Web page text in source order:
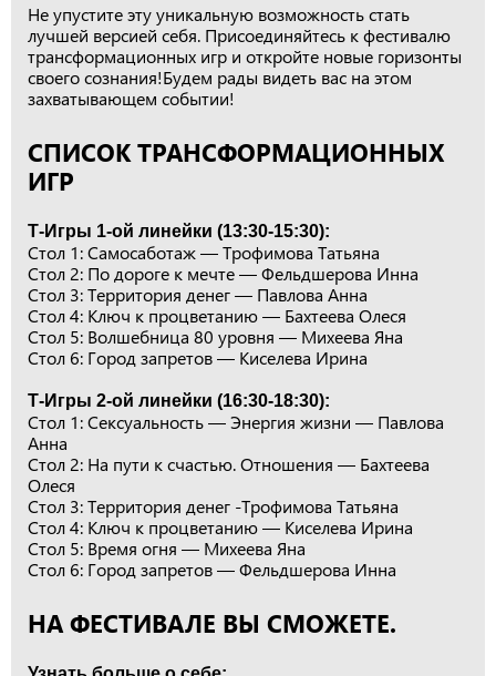
Не упустите эту уникальную возможность стать
лучшей версией себя. Присоединяйтесь к фестивалю
трансформационных игр и откройте новые горизонты
своего сознания!Будем рады видеть вас на этом
захватывающем событии!
СПИСОК ТРАНСФОРМАЦИОННЫХ
ИГР
Т-Игры 1-ой линейки (13:30-15:30):
Стол 1: Самосаботаж — Трофимова Татьяна
Стол 2: По дороге к мечте — Фельдшерова Инна
Стол 3: Территория денег — Павлова Анна
Стол 4: Ключ к процветанию — Бахтеева Олеся
Стол 5: Волшебница 80 уровня — Михеева Яна
Стол 6: Город запретов — Киселева Ирина
Т-Игры 2-ой линейки (16:30-18:30):
Стол 1: Сексуальность — Энергия жизни — Павлова
Анна
Стол 2: На пути к счастью. Отношения — Бахтеева
Олеся
Стол 3: Территория денег -Трофимова Татьяна
Стол 4: Ключ к процветанию — Киселева Ирина
Стол 5: Время огня — Михеева Яна
Стол 6: Город запретов — Фельдшерова Инна
НА ФЕСТИВАЛЕ ВЫ СМОЖЕТЕ.